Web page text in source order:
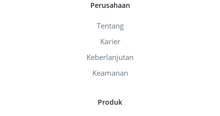
Perusahaan
Tentang
Karier
Keberlanjutan
Keamanan
Produk